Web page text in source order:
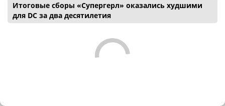
Итоговые сборы «Супергерл» оказались худшими
для DC за два десятилетия